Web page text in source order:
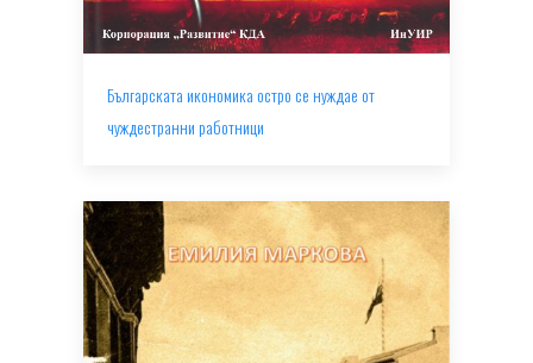
Българската икономика остро се нуждае от
чуждестранни работници